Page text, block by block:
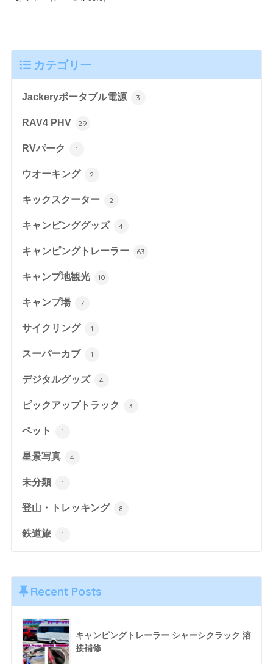
カテゴリー
Jackeryポータブル電源 3
RAV4 PHV 29
RVパーク 1
ウオーキング 2
キックスクーター 2
キャンピンググッズ 4
キャンピングトレーラー 63
キャンプ地観光 10
キャンプ場 7
サイクリング 1
スーパーカブ 1
デジタルグッズ 4
ピックアップトラック 3
ペット 1
星景写真 4
未分類 1
登山・トレッキング 8
鉄道旅 1
Recent Posts
キャンピングトレーラー シャーシクラック 溶
接補修